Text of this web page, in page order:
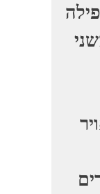
הרצועה. ה1 נפילה